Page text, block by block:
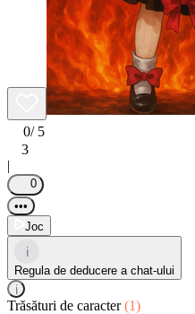
0/ 5
3
|
0
•••
Joc
i
Regula de deducere a chat-ului
i
Trăsături de caracter(1)